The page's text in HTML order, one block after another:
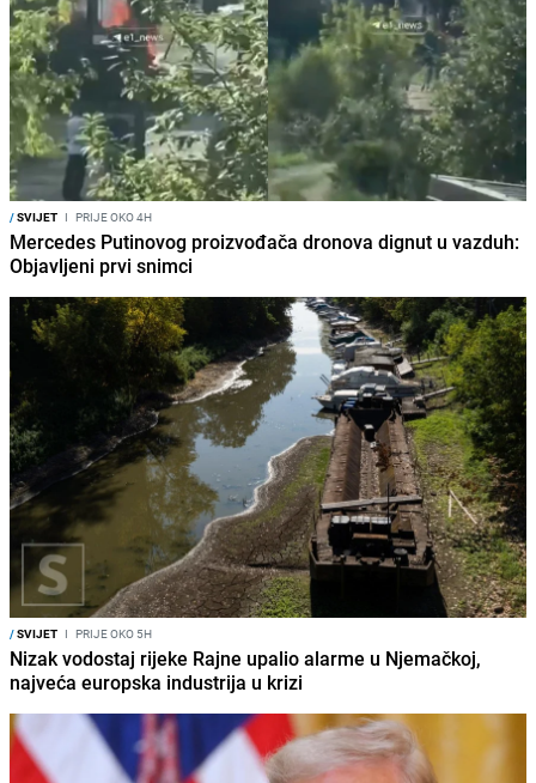
/SVIJET I PRIJE OKO 4H
Mercedes Putinovog proizvođača dronova dignut u vazduh:
Objavljeni prvi snimci
/SVIJET I PRIJE OKO 5H
Nizak vodostaj rijeke Rajne upalio alarme u Njemačkoj,
najveća europska industrija u krizi